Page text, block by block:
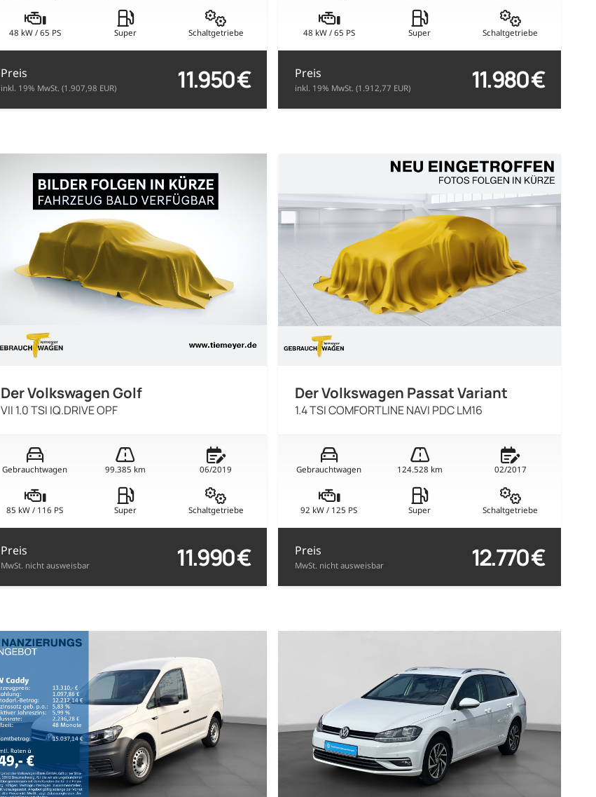
48 kW / 65 PS Super Schaltgetriebe
Preis
inkl. 19% MwSt. (1.907,98 EUR) 11.950 €
48 kW / 65 PS Super Schaltgetriebe
Preis
inkl. 19% MwSt. (1.912,77 EUR) 11.980 €
Der Volkswagen Golf
VII 1.0 TSI IQ.DRIVE OPF
Gebrauchtwagen 99.385 km 06/2019
85 kW / 116 PS Super Schaltgetriebe
Preis
MwSt. nicht ausweisbar 11.990 €
Der Volkswagen Passat Variant
1.4 TSI COMFORTLINE NAVI PDC LM16
Gebrauchtwagen 124.528 km 02/2017
92 kW / 125 PS Super Schaltgetriebe
Preis
MwSt. nicht ausweisbar 12.770 €